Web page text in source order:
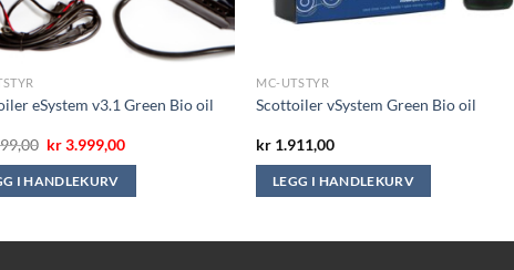
eSystem v3.1 Green Bio oil
Opprinnelig
var:
kr 5.899,00.
kr3.999,00Nåværende
I HANDLEKURV
MC-UTSTYR
Scottoiler vSystem Green Bio oil
kr 1.911,00
LEGG I HANDLEKURV